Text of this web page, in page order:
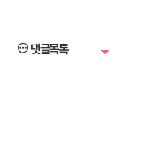
댓글목록